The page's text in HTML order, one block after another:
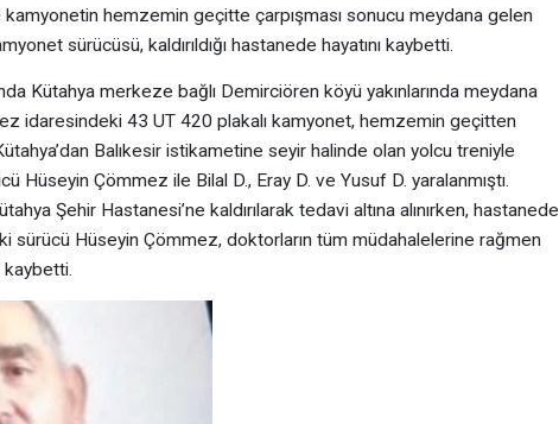
kamyonetin hemzemin geçitte çarpışması sonucu meydana gelen
sürücüsü, kaldırıldığı hastanede hayatını kaybetti.
Kütahya merkeze bağlı Demirciören köyü yakınlarında meydana
idaresindeki 43 UT 420 plakalı kamyonet, hemzemin geçitten
Balıkesir istikametine seyir halinde olan yolcu treniyle
Hüseyin Çömmez ile Bilal D., Eray D. ve Yusuf D. yaralanmıştı.
Şehir Hastanesi’ne kaldırılarak tedavi altına alınırken, hastanede
sürücü Hüseyin Çömmez, doktorların tüm müdahalelerine rağmen
kaybetti.